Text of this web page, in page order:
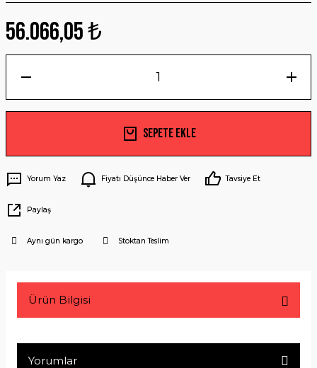
56.066,05 ₺
Sepete Ekle
Yorum Yaz Fiyatı Düşünce Haber Ver Tavsiye Et
Paylaş
Aynı gün kargo Stoktan Teslim
Ürün Bilgisi
Yorumlar